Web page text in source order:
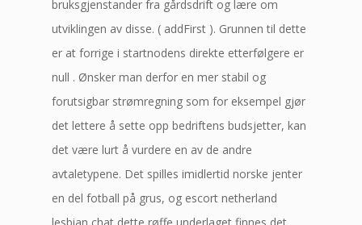
bruksgjenstander fra gårdsdrift og lære om
utviklingen av disse. ( addFirst ). Grunnen til dette
er at forrige i startnodens direkte etterfølgere er
null . Ønsker man derfor en mer stabil og
forutsigbar strømregning som for eksempel gjør
det lettere å sette opp bedriftens budsjetter, kan
det være lurt å vurdere en av de andre
avtaletypene. Det spilles imidlertid norske jenter
en del fotball på grus, og escort netherland